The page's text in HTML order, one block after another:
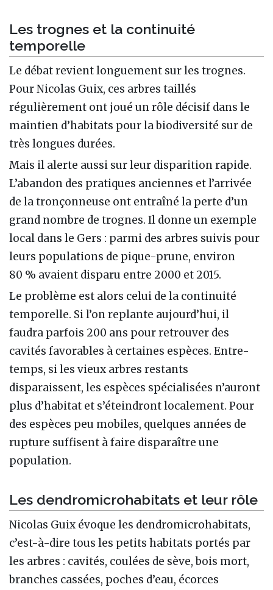
Les trognes et la continuité
temporelle
Le débat revient longuement sur les trognes.
Pour Nicolas Guix, ces arbres taillés
régulièrement ont joué un rôle décisif dans le
maintien d’habitats pour la biodiversité sur de
très longues durées.
Mais il alerte aussi sur leur disparition rapide.
L’abandon des pratiques anciennes et l’arrivée
de la tronçonneuse ont entraîné la perte d’un
grand nombre de trognes. Il donne un exemple
local dans le Gers : parmi des arbres suivis pour
leurs populations de pique-prune, environ
80 % avaient disparu entre 2000 et 2015.
Le problème est alors celui de la continuité
temporelle. Si l’on replante aujourd’hui, il
faudra parfois 200 ans pour retrouver des
cavités favorables à certaines espèces. Entre-
temps, si les vieux arbres restants
disparaissent, les espèces spécialisées n’auront
plus d’habitat et s’éteindront localement. Pour
des espèces peu mobiles, quelques années de
rupture suffisent à faire disparaître une
population.
Les dendromicrohabitats et leur rôle
Nicolas Guix évoque les dendromicrohabitats,
c’est-à-dire tous les petits habitats portés par
les arbres : cavités, coulées de sève, bois mort,
branches cassées, poches d’eau, écorces